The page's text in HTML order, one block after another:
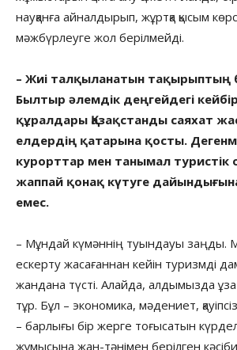
науқанға айналдырып, жұртқа қысым
мәжбүрлеуге жол берілмейді.
– Жиі талқыланатын тақырыптың
Былтыр әлемдік деңгейдегі
құралдары Қазақстанды саяхат
елдердің қатарына қосты.
курорттар мен танымал
жаппай қонақ күтуге
емес.
– Мұндай күмәннің туындауы заңды.
ескерту жасағаннан кейін туризмді
жандана түсті. Алайда, алдымызда
тұр. Бұл – экономика, мәдениет,
– барлығы бір жерге тоғысатын
жұмысына жан-тәнімен берілген